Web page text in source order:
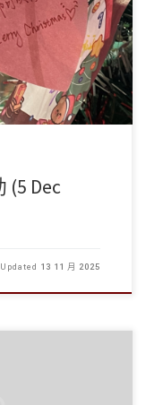
上課週，學生 […]
Dec
Updated 13 11 月 2025